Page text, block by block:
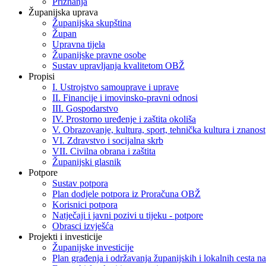
Županijska uprava
Županijska skupština
Župan
Upravna tijela
Županijske pravne osobe
Sustav upravljanja kvalitetom OBŽ
Propisi
I. Ustrojstvo samouprave i uprave
II. Financije i imovinsko-pravni odnosi
III. Gospodarstvo
IV. Prostorno uređenje i zaštita okoliša
V. Obrazovanje, kultura, sport, tehnička kultura i znanost
VI. Zdravstvo i socijalna skrb
VII. Civilna obrana i zaštita
Županijski glasnik
Potpore
Sustav potpora
Plan dodjele potpora iz Proračuna OBŽ
Korisnici potpora
Natječaji i javni pozivi u tijeku - potpore
Obrasci izvješća
Projekti i investicije
Županijske investicije
Plan građenja i održavanja županijskih i lokalnih cesta